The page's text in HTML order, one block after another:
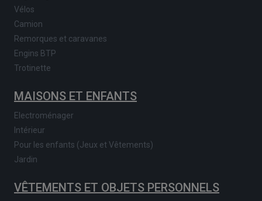
Vélos
Camion
Remorques et caravanes
Engins BTP
Trotinette
MAISONS ET ENFANTS
Electroménager
Intérieur
Pour les enfants (Jeux et Vêtements)
Jardin
VÊTEMENTS ET OBJETS PERSONNELS